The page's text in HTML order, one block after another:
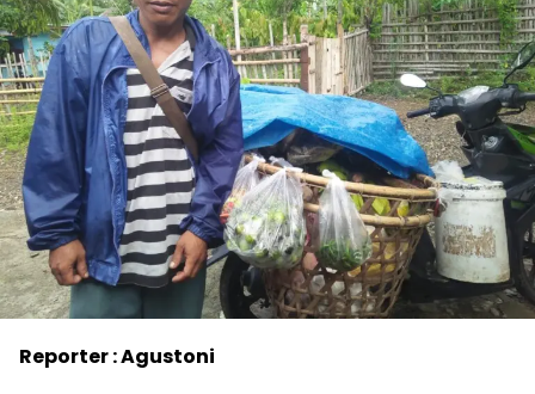
Reporter : Agustoni